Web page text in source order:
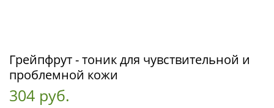
Грейпфрут - тоник для чувствительной и
проблемной кожи
304 руб.